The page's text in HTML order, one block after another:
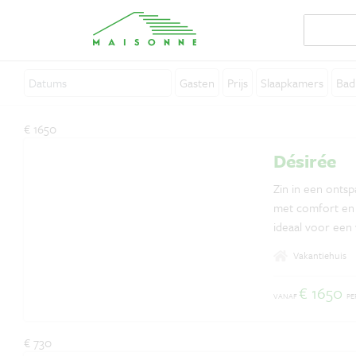
Gasten Prijs Slaapkamers
€ 1650
Désirée
Zin in een
met comfort en
ideaal voor
dit een fijne
Vakantiehuis
VANAF € 1650
€ 730
Waarom Maisonne?